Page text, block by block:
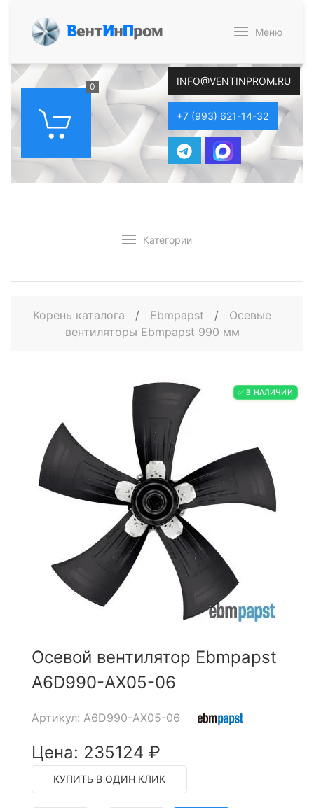
ВентИнПром Меню
0 INFO@VENTINPROM.RU
+7 (993) 621-14-32
Категории
Корень каталога / Ebmpapst /
Осевые
вентиляторы Ebmpapst 990 мм
✅ В НАЛИЧИИ
Осевой вентилятор Ebmpapst
A6D990-AX05-06
Артикул: A6D990-AX05-06
Цена: 235124 ₽
КУПИТЬ В ОДИН КЛИК